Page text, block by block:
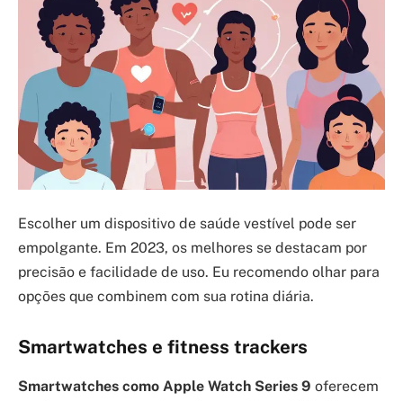
Escolher um dispositivo de saúde vestível pode ser
empolgante. Em 2023, os melhores se destacam por
precisão e facilidade de uso. Eu recomendo olhar para
opções que combinem com sua rotina diária.
Smartwatches e fitness trackers
Smartwatches como Apple Watch Series 9 oferecem